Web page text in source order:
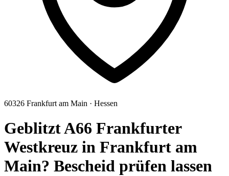
60326 Frankfurt am Main · Hessen
Geblitzt A66 Frankfurter
Westkreuz in Frankfurt am
Main? Bescheid prüfen lassen